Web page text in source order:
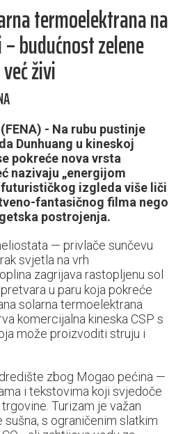
termoelektrana na
budućnost zelene
živi
- Na rubu pustinje
Dunhuang u kineskoj
pokreće nova vrsta
nazivaju „energijom
izgleda više liči
fantasičnog filma nego
postrojenja.
— privlače sunčevu
svjetla na vrh
zagrijava rastopljenu sol
u paru koja pokreće
solarna termoelektrana
komercijalna kineska CSP s
može proizvoditi struju i
zbog Mogao pećina —
i tekstovima koji svjedoče
Turizam je važan
sušna, s ograničenim slatkim